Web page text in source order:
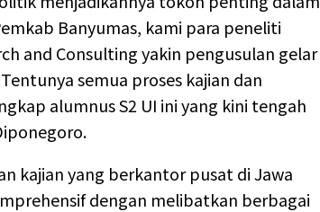
Banyumas, kami para peneliti
and Consulting yakin pengusulan gelar
semua proses kajian dan
alumnus S2 UI ini yang kini tengah
kajian yang berkantor pusat di Jawa
dengan melibatkan berbagai